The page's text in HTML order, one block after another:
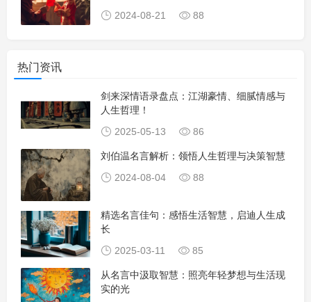
2024-08-21
88
热门资讯
剑来深情语录盘点：江湖豪情、细腻情感与
人生哲理！
2025-05-13
86
刘伯温名言解析：领悟人生哲理与决策智慧
2024-08-04
88
精选名言佳句：感悟生活智慧，启迪人生成
长
2025-03-11
85
从名言中汲取智慧：照亮年轻梦想与生活现
实的光